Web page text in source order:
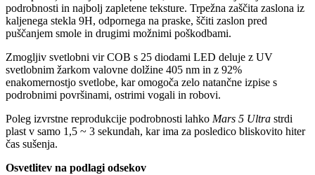
podrobnosti in najbolj zapletene teksture. Trpežna zaščita zaslona iz
kaljenega stekla 9H, odpornega na praske, ščiti zaslon pred
puščanjem smole in drugimi možnimi poškodbami.
Zmogljiv svetlobni vir COB s 25 diodami LED deluje z UV
svetlobnim žarkom valovne dolžine 405 nm in z 92%
enakomernostjo svetlobe, kar omogoča zelo natančne izpise s
podrobnimi površinami, ostrimi vogali in robovi.
Poleg izvrstne reprodukcije podrobnosti lahko Mars 5 Ultra strdi
plast v samo 1,5 ~ 3 sekundah, kar ima za posledico bliskovito hiter
čas sušenja.
Osvetlitev na podlagi odsekov